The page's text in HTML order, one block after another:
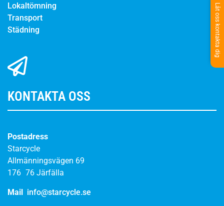
Lokaltömning
Transport
Städning
KONTAKTA OSS
Postadress
Starcycle
Allmänningsvägen 69
176 76 Järfälla
Mail info@starcycle.se
Låt oss kontakta dig